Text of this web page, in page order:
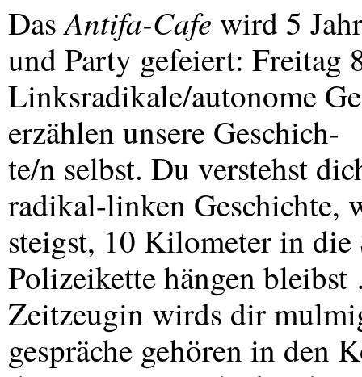
DasAntifa-Cafe wird 5
und Party gefeiert:
Linksradikale/autonome
erzählen unsere Geschich-
te/n selbst. Du verstehst
radikal-linken Geschichte,
steigst, 10 Kilometer in die
Polizeikette hängen
Zeitzeugin wirds dir
gespräche gehören in den